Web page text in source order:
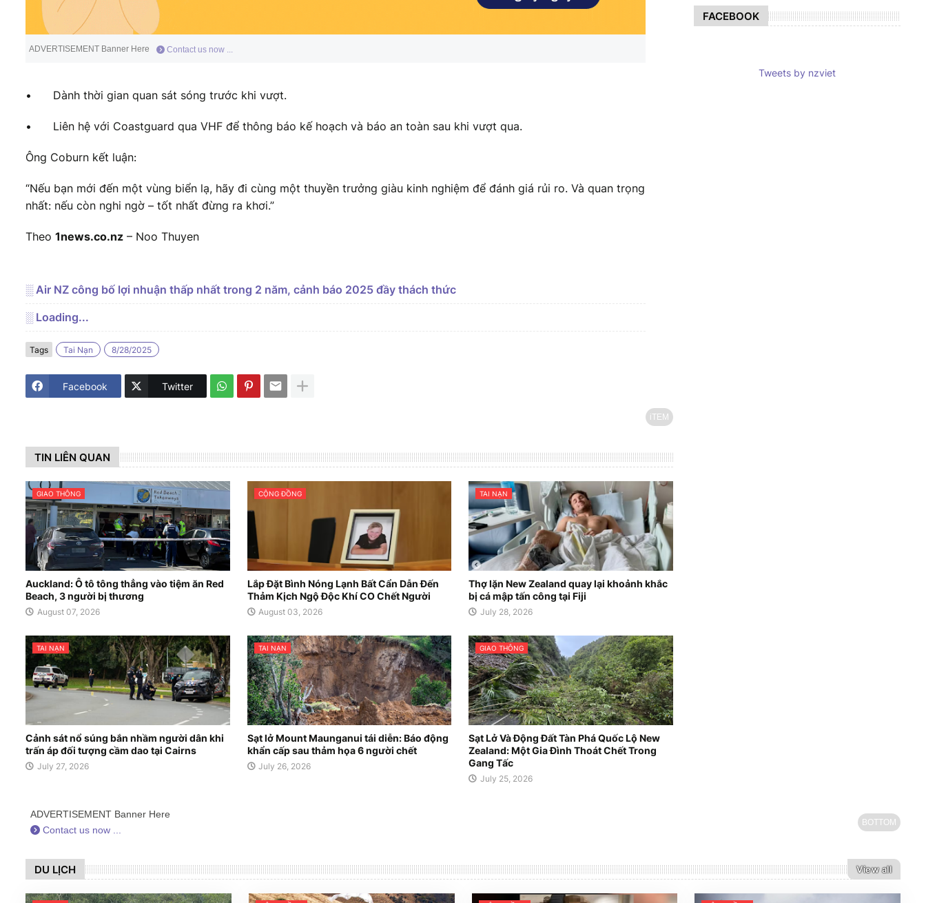
ADVERTISEMENT Banner Here Contact us now ...
• Dành thời gian quan sát sóng trước khi vượt.
• Liên hệ với Coastguard qua VHF để thông báo kế hoạch và báo an toàn sau khi vượt qua.
Ông Coburn kết luận:
“Nếu bạn mới đến một vùng biển lạ, hãy đi cùng một thuyền trưởng giàu kinh nghiệm để đánh giá rủi ro. Và quan trọng
nhất: nếu còn nghi ngờ – tốt nhất đừng ra khơi.”
Theo 1news.co.nz – Noo Thuyen
░ Air NZ công bố lợi nhuận thấp nhất trong 2 năm, cảnh báo 2025 đầy thách thức
░ Loading...
Tags Tai Nạn 8/28/2025
Facebook Twitter
iTEM
TIN LIÊN QUAN
GIAO THÔNG
Auckland: Ô tô tông thẳng vào tiệm ăn Red
Beach, 3 người bị thương
August 07, 2026
CỘNG ĐỒNG
Lắp Đặt Bình Nóng Lạnh Bất Cẩn Dẫn Đến
Thảm Kịch Ngộ Độc Khí CO Chết Người
August 03, 2026
TAI NẠN
Thợ lặn New Zealand quay lại khoảnh khắc
bị cá mập tấn công tại Fiji
July 28, 2026
TAI NẠN
Cảnh sát nổ súng bắn nhầm người dân khi
trấn áp đối tượng cầm dao tại Cairns
July 27, 2026
TAI NẠN
Sạt lở Mount Maunganui tái diễn: Báo động
khẩn cấp sau thảm họa 6 người chết
July 26, 2026
GIAO THÔNG
Sạt Lở Và Động Đất Tàn Phá Quốc Lộ New
Zealand: Một Gia Đình Thoát Chết Trong
Gang Tấc
July 25, 2026
FACEBOOK
Tweets by nzviet
ADVERTISEMENT Banner Here
Contact us now ...
BOTTOM
DU LỊCH View all